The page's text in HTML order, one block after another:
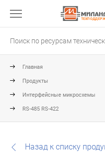
Главная
Продукты
Интерфейсные микросхемы
RS-485 RS-422
Назад к списку